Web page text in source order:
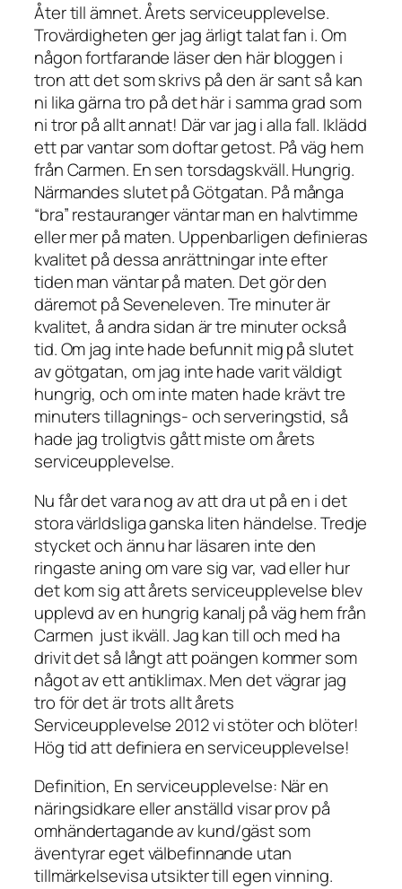
Åter till ämnet. Årets serviceupplevelse.
Trovärdigheten ger jag ärligt talat fan i. Om
någon fortfarande läser den här bloggen i
tron att det som skrivs på den är sant så kan
ni lika gärna tro på det här i samma grad som
ni tror på allt annat! Där var jag i alla fall. Iklädd
ett par vantar som doftar getost. På väg hem
från Carmen. En sen torsdagskväll. Hungrig.
Närmandes slutet på Götgatan. På många
“bra” restauranger väntar man en halvtimme
eller mer på maten. Uppenbarligen definieras
kvalitet på dessa anrättningar inte efter
tiden man väntar på maten. Det gör den
däremot på Seveneleven. Tre minuter är
kvalitet, å andra sidan är tre minuter också
tid. Om jag inte hade befunnit mig på slutet
av götgatan, om jag inte hade varit väldigt
hungrig, och om inte maten hade krävt tre
minuters tillagnings- och serveringstid, så
hade jag troligtvis gått miste om årets
serviceupplevelse.
Nu får det vara nog av att dra ut på en i det
stora världsliga ganska liten händelse. Tredje
stycket och ännu har läsaren inte den
ringaste aning om vare sig var, vad eller hur
det kom sig att årets serviceupplevelse blev
upplevd av en hungrig kanalj på väg hem från
Carmen just ikväll. Jag kan till och med ha
drivit det så långt att poängen kommer som
något av ett antiklimax. Men det vägrar jag
tro för det är trots allt årets
Serviceupplevelse 2012 vi stöter och blöter!
Hög tid att definiera en serviceupplevelse!
Definition, En serviceupplevelse: När en
näringsidkare eller anställd visar prov på
omhändertagande av kund/gäst som
äventyrar eget välbefinnande utan
tillmärkelsevisa utsikter till egen vinning.